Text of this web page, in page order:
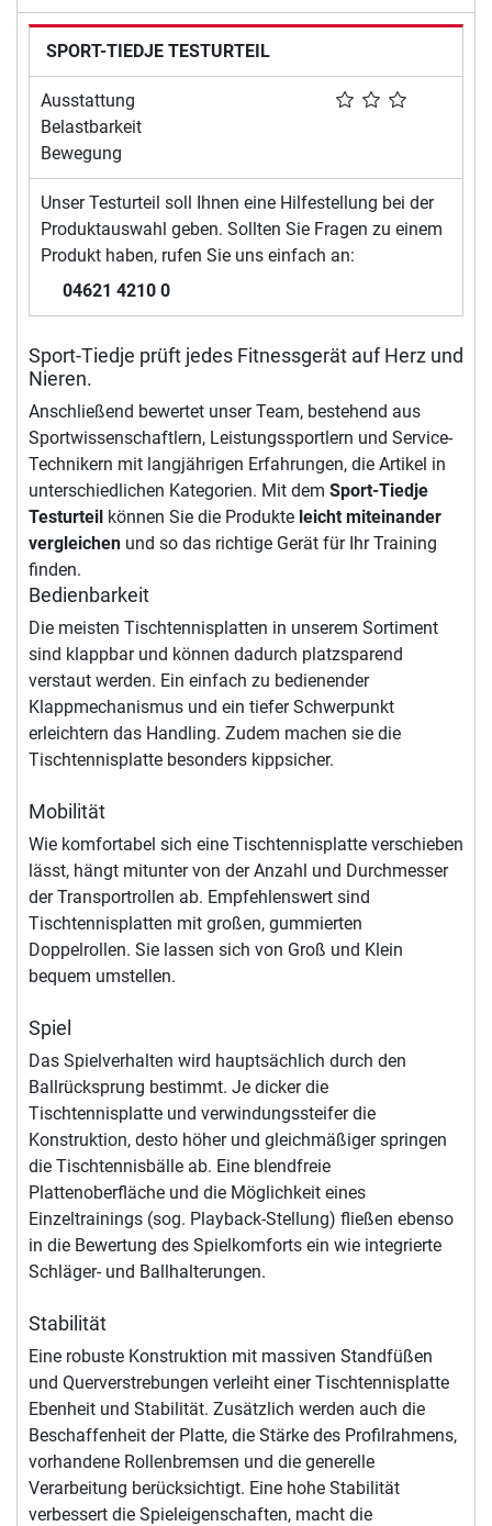
SPORT-TIEDJE TESTURTEIL
Ausstattung
Belastbarkeit
Bewegung
Unser Testurteil soll Ihnen eine Hilfestellung bei der
Produktauswahl geben. Sollten Sie Fragen zu einem
Produkt haben, rufen Sie uns einfach an:
04621 4210 0
Sport-Tiedje prüft jedes Fitnessgerät auf Herz und
Nieren.
Anschließend bewertet unser Team, bestehend aus
Sportwissenschaftlern, Leistungssportlern und Service-
Technikern mit langjährigen Erfahrungen, die Artikel in
unterschiedlichen Kategorien. Mit dem Sport-Tiedje
Testurteil können Sie die Produkte leicht miteinander
vergleichen und so das richtige Gerät für Ihr Training
finden.
Bedienbarkeit
Die meisten Tischtennisplatten in unserem Sortiment
sind klappbar und können dadurch platzsparend
verstaut werden. Ein einfach zu bedienender
Klappmechanismus und ein tiefer Schwerpunkt
erleichtern das Handling. Zudem machen sie die
Tischtennisplatte besonders kippsicher.
Mobilität
Wie komfortabel sich eine Tischtennisplatte verschieben
lässt, hängt mitunter von der Anzahl und Durchmesser
der Transportrollen ab. Empfehlenswert sind
Tischtennisplatten mit großen, gummierten
Doppelrollen. Sie lassen sich von Groß und Klein
bequem umstellen.
Spiel
Das Spielverhalten wird hauptsächlich durch den
Ballrücksprung bestimmt. Je dicker die
Tischtennisplatte und verwindungssteifer die
Konstruktion, desto höher und gleichmäßiger springen
die Tischtennisbälle ab. Eine blendfreie
Plattenoberfläche und die Möglichkeit eines
Einzeltrainings (sog. Playback-Stellung) fließen ebenso
in die Bewertung des Spielkomforts ein wie integrierte
Schläger- und Ballhalterungen.
Stabilität
Eine robuste Konstruktion mit massiven Standfüßen
und Querverstrebungen verleiht einer Tischtennisplatte
Ebenheit und Stabilität. Zusätzlich werden auch die
Beschaffenheit der Platte, die Stärke des Profilrahmens,
vorhandene Rollenbremsen und die generelle
Verarbeitung berücksichtigt. Eine hohe Stabilität
verbessert die Spieleigenschaften, macht die